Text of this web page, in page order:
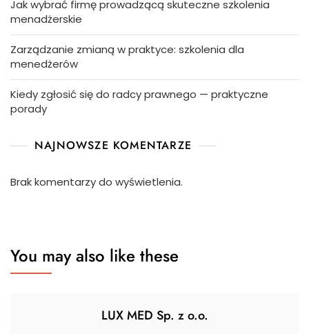
Jak wybrać firmę prowadzącą skuteczne szkolenia
menadżerskie
Zarządzanie zmianą w praktyce: szkolenia dla
menedżerów
Kiedy zgłosić się do radcy prawnego — praktyczne
porady
NAJNOWSZE KOMENTARZE
Brak komentarzy do wyświetlenia.
You may also like these
LUX MED Sp. z o.o.